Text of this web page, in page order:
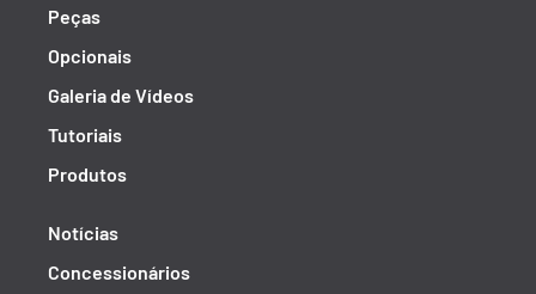
Peças
Opcionais
Galeria de Vídeos
Tutoriais
Produtos
Notícias
Concessionários